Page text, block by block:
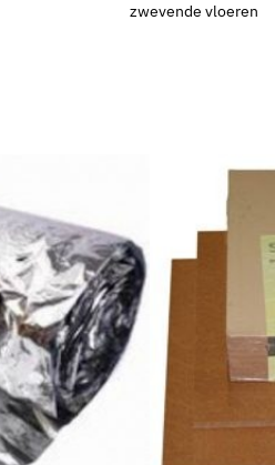
zwevende vloeren